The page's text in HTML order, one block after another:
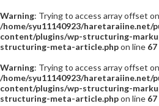
Warning: Trying to access array offset
/home/syu11140923/haretaraiine.net/
content/plugins/wp-structuring-
structuring-meta-article.phpon line 67
Warning: Trying to access array offset
/home/syu11140923/haretaraiine.net/
content/plugins/wp-structuring-
structuring-meta-article.phpon line 67